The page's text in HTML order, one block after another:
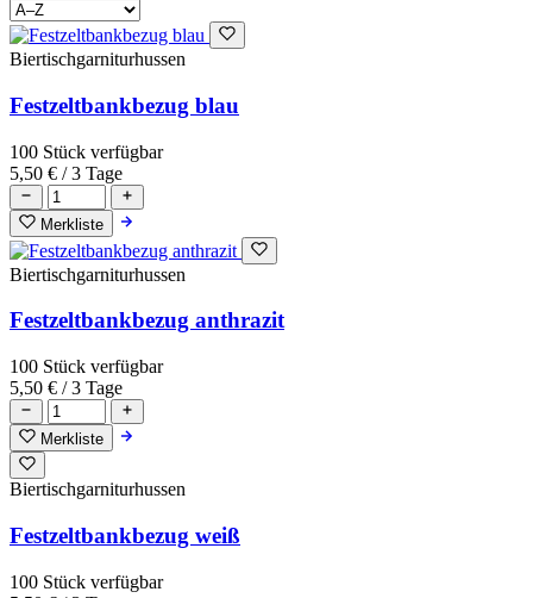
Biertischgarniturhussen
Festzeltbankbezug blau
100 Stück verfügbar
5,50 € / 3 Tage
Merkliste
Biertischgarniturhussen
Festzeltbankbezug anthrazit
100 Stück verfügbar
5,50 € / 3 Tage
Merkliste
Biertischgarniturhussen
Festzeltbankbezug weiß
100 Stück verfügbar